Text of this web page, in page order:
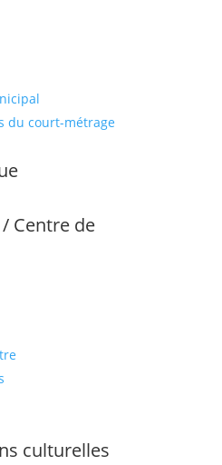
du court-métrage
Centre de
culturelles